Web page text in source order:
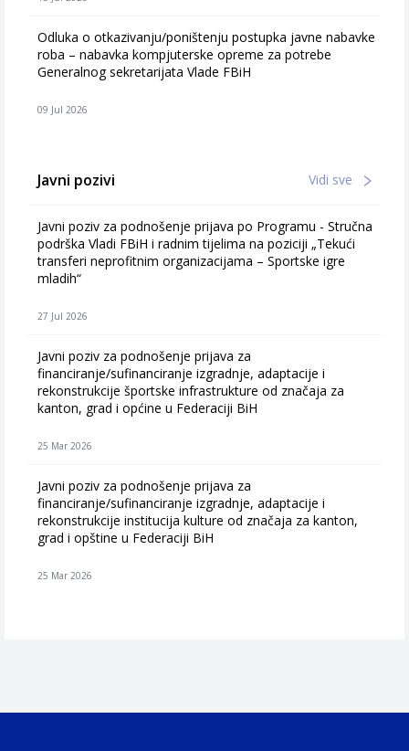
Odluka o otkazivanju/poništenju postupka javne nabavke
roba – nabavka kompjuterske opreme za potrebe
Generalnog sekretarijata Vlade FBiH
09 Jul 2026
Javni pozivi Vidi sve
Javni poziv za podnošenje prijava po Programu - Stručna
podrška Vladi FBiH i radnim tijelima na poziciji „Tekući
transferi neprofitnim organizacijama – Sportske igre
mladih“
27 Jul 2026
Javni poziv za podnošenje prijava za
financiranje/sufinanciranje izgradnje, adaptacije i
rekonstrukcije športske infrastrukture od značaja za
kanton, grad i općine u Federaciji BiH
25 Mar 2026
Javni poziv za podnošenje prijava za
financiranje/sufinanciranje izgradnje, adaptacije i
rekonstrukcije institucija kulture od značaja za kanton,
grad i opštine u Federaciji BiH
25 Mar 2026